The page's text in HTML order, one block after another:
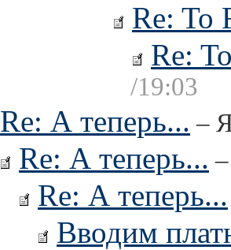
Re: To
Re:
/19:03
Re: А теперь... –
Re: А теперь...
Re: А теперь...
Вводим